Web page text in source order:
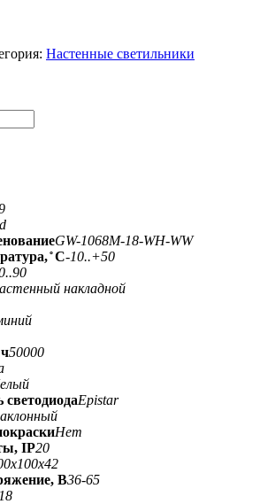
Настенные светильники
GW-1068M-18-WH-WW
С-10..+50
накладной
50000
светодиодаEpistar
Нет
IP20
В36-65
18